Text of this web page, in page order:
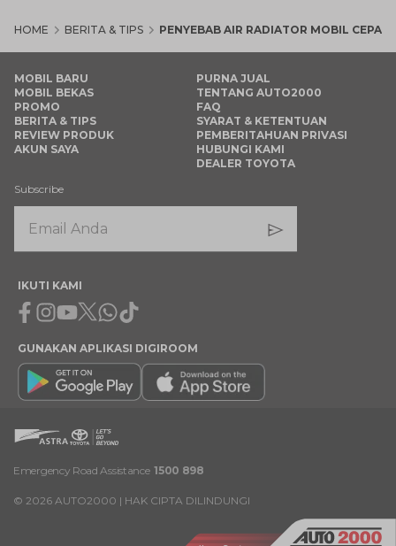
HOME BERITA & TIPS PENYEBAB AIR RADIATOR MOBIL CEPAT
MOBIL BARU
MOBIL BEKAS
PROMO
BERITA & TIPS
REVIEW PRODUK
AKUN SAYA
PURNA JUAL
TENTANG AUTO2000
FAQ
SYARAT & KETENTUAN
PEMBERITAHUAN PRIVASI
HUBUNGI KAMI
DEALER TOYOTA
Subscribe
IKUTI KAMI
Facebook
Instagram
Youtube
X Whatsapp
Tiktok
GUNAKAN APLIKASI DIGIROOM
Emergency Road Assistance 1500 898
© 2026 AUTO2000 | HAK CIPTA DILINDUNGI